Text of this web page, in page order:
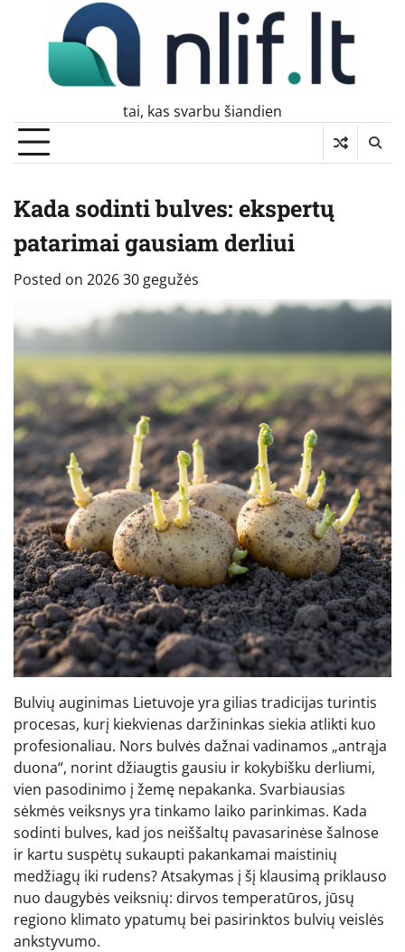
tai, kas svarbu šiandien
Kada sodinti bulves: ekspertų
patarimai gausiam derliui
Posted on 2026 30 gegužės
Bulvių auginimas Lietuvoje yra gilias tradicijas turintis
procesas, kurį kiekvienas daržininkas siekia atlikti kuo
profesionaliau. Nors bulvės dažnai vadinamos „antrąja
duona“, norint džiaugtis gausiu ir kokybišku derliumi,
vien pasodinimo į žemę nepakanka. Svarbiausias
sėkmės veiksnys yra tinkamo laiko parinkimas. Kada
sodinti bulves, kad jos neiššaltų pavasarinėse šalnose
ir kartu suspėtų sukaupti pakankamai maistinių
medžiagų iki rudens? Atsakymas į šį klausimą priklauso
nuo daugybės veiksnių: dirvos temperatūros, jūsų
regiono klimato ypatumų bei pasirinktos bulvių veislės
ankstyvumo.